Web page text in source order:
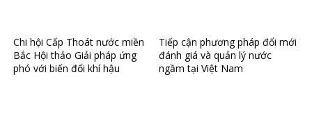
Chi hội Cấp Thoát nước miền
Bắc Hội thảo Giải pháp ứng
phó với biến đổi khí hậu
Tiếp cận phương pháp đổi mới
đánh giá và quản lý nước
ngầm tại Việt Nam